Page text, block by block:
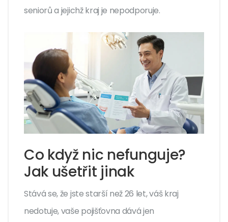
seniorů a jejichž kraj je nepodporuje.
Co když nic nefunguje?
Jak ušetřit jinak
Stává se, že jste starší než 26 let, váš kraj
nedotuje, vaše pojišťovna dává jen